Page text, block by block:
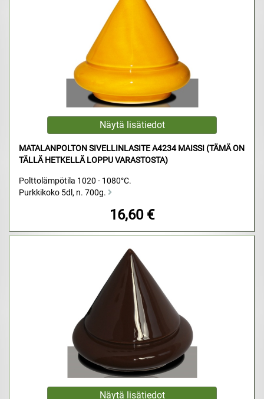
MATALANPOLTON SIVELLINLASITE A4234 MAISSI (TÄMÄ ON
TÄLLÄ HETKELLÄ LOPPU VARASTOSTA)
Polttolämpötila 1020 - 1080°C.
Purkkikoko 5dl, n. 700g.
16,60 €